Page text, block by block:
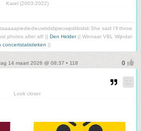
Karel (2003-2022)
She said I'll throw
photos after all! || Den Helder|| Winnaar VBL Wijndal-
concertstatistieken ||
14 maart 2026 @ 08:37 • 118
Look closer